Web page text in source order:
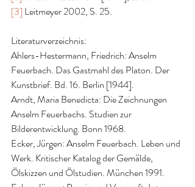
[3] Leitmeyer 2002, S. 25.
Literaturverzeichnis:
Ahlers-Hestermann, Friedrich: Anselm
Feuerbach. Das Gastmahl des Platon. Der
Kunstbrief. Bd. 16. Berlin [1944].
Arndt, Maria Benedicta: Die Zeichnungen
Anselm Feuerbachs. Studien zur
Bilderentwicklung. Bonn 1968.
Ecker, Jürgen: Anselm Feuerbach. Leben und
Werk. Kritischer Katalog der Gemälde,
Ölskizzen und Ölstudien. München 1991.